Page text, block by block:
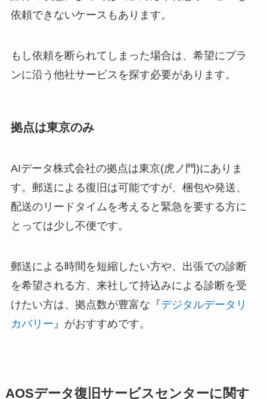
依頼できないケースもあります。
もし依頼を断られてしまった場合は、希望にプラ
ンに沿う他社サービスを探す必要があります。
拠点は東京のみ
AIデータ株式会社の拠点は東京(虎ノ門)にありま
す。郵送による復旧は可能ですが、梱包や発送、
配送のリードタイムを考えると緊急を要する方に
とっては少し不便です。
郵送による時間を短縮したい方や、出張での診断
を希望される方、来社して持込みによる診断を受
けたい方は、拠点数が豊富な『デジタルデータリ
カバリー』がおすすめです。
AOSデータ復旧サービスセンターに関す